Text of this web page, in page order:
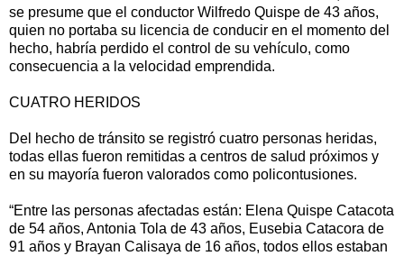
se presume que el conductor Wilfredo Quispe de 43 años,
quien no portaba su licencia de conducir en el momento del
hecho, habría perdido el control de su vehículo, como
consecuencia a la velocidad emprendida.
CUATRO HERIDOS
Del hecho de tránsito se registró cuatro personas heridas,
todas ellas fueron remitidas a centros de salud próximos y
en su mayoría fueron valorados como policontusiones.
“Entre las personas afectadas están: Elena Quispe Catacota
de 54 años, Antonia Tola de 43 años, Eusebia Catacora de
91 años y Brayan Calisaya de 16 años, todos ellos estaban